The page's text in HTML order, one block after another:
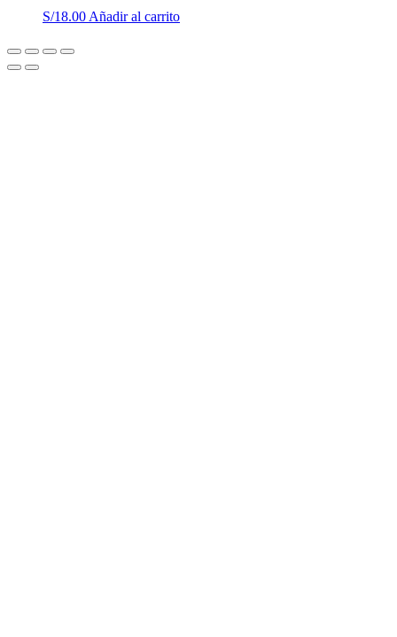
S/18.00 Añadir al carrito